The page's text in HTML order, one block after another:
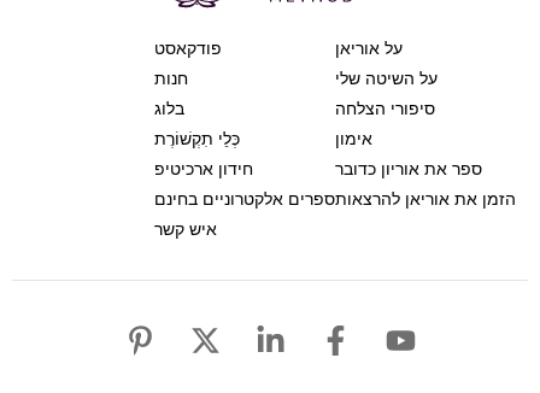
על אוריאן
על השיטה שלי
סיפורי הצלחה
אימון
ספר את אוריון כדובר
הזמן את אוריאן להרצאות
פודקאסט
חנות
בלוג
כְּלֵי תִקְשׁוֹרֶת
חידון ארכיטיפ
ספרים אלקטרוניים בחינם
איש קשר